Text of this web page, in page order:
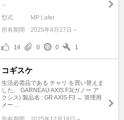
型式
MP Lafer
所有期間
2025年8月27日～
14 0 0 1
コギスケ
生活必需品である チャリ を買い替えま
した。 GARNEAU AXIS F3(ガノー ア
クシス) 製品名 : GR AXIS F3 ← 管理用
メー ...